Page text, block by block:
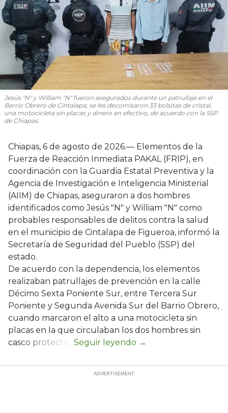
Jesús "N" y William "N" fueron asegurados durante un patrullaje en el
Barrio Obrero de Cintalapa; se les decomisaron 33 bolsitas de cristal,
una motocicleta sin placas y dinero en efectivo, de acuerdo con la SSP
de Chiapas.
Chiapas, 6 de agosto de 2026.— Elementos de la
Fuerza de Reacción Inmediata PAKAL (FRIP), en
coordinación con la Guardia Estatal Preventiva y la
Agencia de Investigación e Inteligencia Ministerial
(AIIM) de Chiapas, aseguraron a dos hombres
identificados como Jesús "N" y William "N" como
probables responsables de delitos contra la salud
en el municipio de Cintalapa de Figueroa, informó la
Secretaría de Seguridad del Pueblo (SSP) del
estado.
De acuerdo con la dependencia, los elementos
realizaban patrullajes de prevención en la calle
Décimo Sexta Poniente Sur, entre Tercera Sur
Poniente y Segunda Avenida Sur del Barrio Obrero,
cuando marcaron el alto a una motocicleta sin
placas en la que circulaban los dos hombres sin
casco protector.